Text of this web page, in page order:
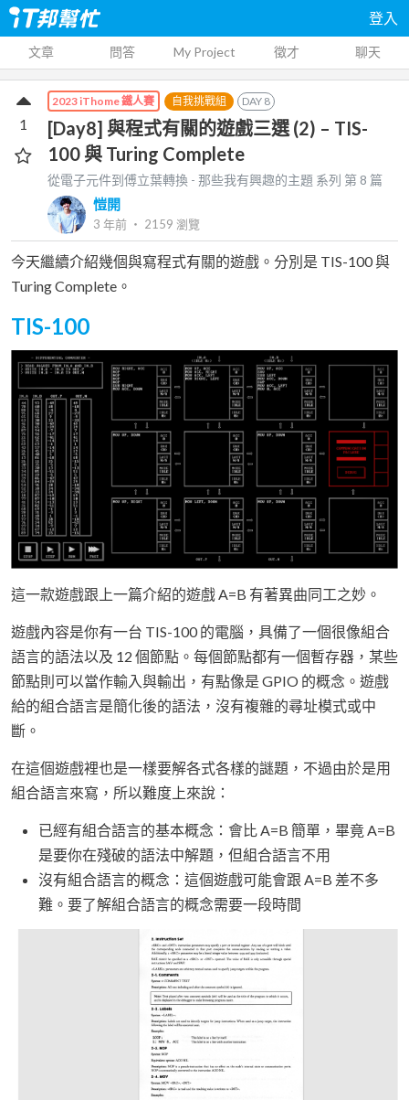
登入
文章 問答 My Project 徵才 聊天
2023 iThome 鐵人賽 自我挑戰組 DAY 8
[Day8] 與程式有關的遊戲三選 (2) – TIS-
100 與 Turing Complete
從電子元件到傅立葉轉換 - 那些我有興趣的主題 系列 第 8 篇
愷開
3 年前 ‧ 2159 瀏覽
1
今天繼續介紹幾個與寫程式有關的遊戲。分別是 TIS-100 與
Turing Complete。
TIS-100
這一款遊戲跟上一篇介紹的遊戲 A=B 有著異曲同工之妙。
遊戲內容是你有一台 TIS-100 的電腦，具備了一個很像組合
語言的語法以及 12 個節點。每個節點都有一個暫存器，某些
節點則可以當作輸入與輸出，有點像是 GPIO 的概念。遊戲
給的組合語言是簡化後的語法，沒有複雜的尋址模式或中
斷。
在這個遊戲裡也是一樣要解各式各樣的謎題，不過由於是用
組合語言來寫，所以難度上來說：
已經有組合語言的基本概念：會比 A=B 簡單，畢竟 A=B
是要你在殘破的語法中解題，但組合語言不用
沒有組合語言的概念：這個遊戲可能會跟 A=B 差不多
難。要了解組合語言的概念需要一段時間